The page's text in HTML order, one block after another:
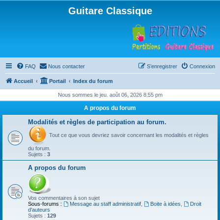
Guitare Classique
FAQ Nous contacter Connexion
S’enregistrer
Accueil Portail Index du forum
Nous sommes le jeu. août 06, 2026 8:55 pm
A propos du forum
Modalités et règles de participation au forum.
Tout ce que vous devriez savoir concernant les modalités et règles
du forum.
Sujets : 3
A propos du forum
Vos commentaires à son sujet
Sous-forums :
Message au staff administratif, Boite à idées
Droit
d'auteurs
Sujets : 129